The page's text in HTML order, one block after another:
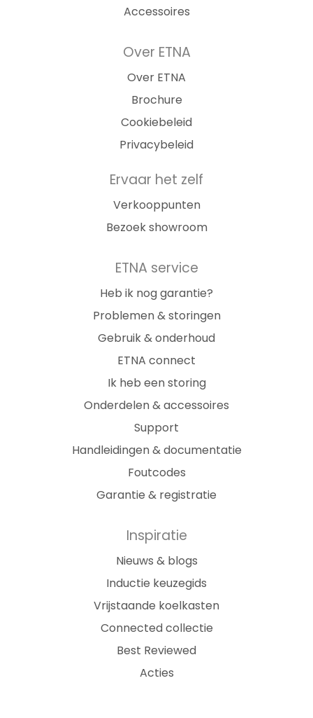
Accessoires
Over ETNA
Over ETNA
Brochure
Cookiebeleid
Privacybeleid
Ervaar het zelf
Verkooppunten
Bezoek showroom
ETNA service
Heb ik nog garantie?
Problemen & storingen
Gebruik & onderhoud
ETNA connect
Ik heb een storing
Onderdelen & accessoires
Support
Handleidingen & documentatie
Foutcodes
Garantie & registratie
Inspiratie
Nieuws & blogs
Inductie keuzegids
Vrijstaande koelkasten
Connected collectie
Best Reviewed
Acties